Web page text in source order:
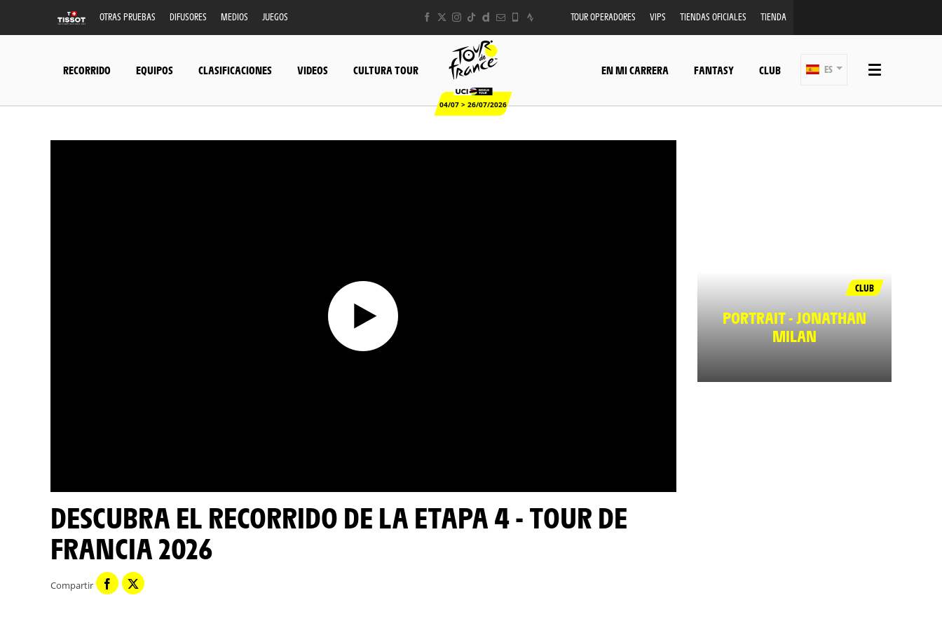
OTRAS PRUEBAS DIFUSORES MEDIOS JUEGOS TOUR OPERADORES VIPS TIENDAS OFICIALES TIENDA
RECORRIDO EQUIPOS CLASIFICACIONES VIDEOS CULTURA TOUR
04/07 > 26/07/2026
EN MI CARRERA FANTASY CLUB ES
DESCUBRA EL RECORRIDO DE LA ETAPA 4 - TOUR DE
FRANCIA 2026
Compartir
CLUB
PORTRAIT - JONATHAN
MILAN